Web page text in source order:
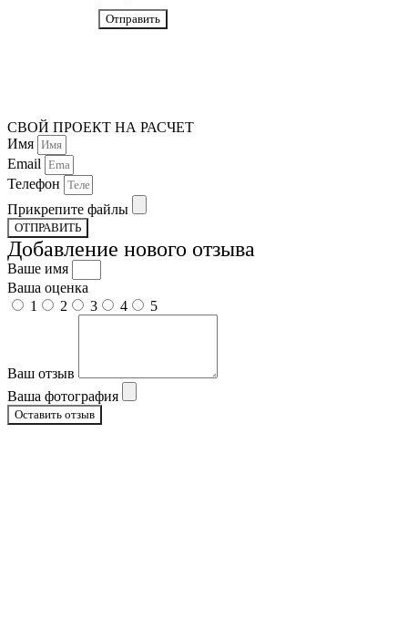
Отправить
СВОЙ ПРОЕКТ НА РАСЧЕТ
Имя
Email
Телефон
Прикрепите файлы
ОТПРАВИТЬ
Добавление нового отзыва
Ваше имя
Ваша оценка
1
2 3 4 5
Ваш отзыв
Ваша фотография
Оставить отзыв